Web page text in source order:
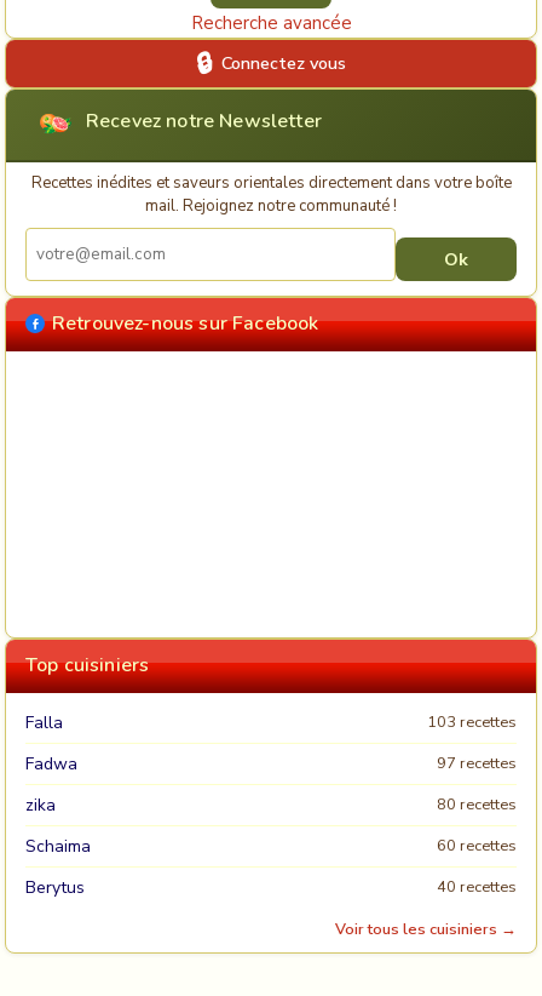
Recherche avancée
Connectez vous
Recevez notre Newsletter
Recettes inédites et saveurs orientales directement dans votre boîte
mail. Rejoignez notre communauté !
Retrouvez-nous sur Facebook
Top cuisiniers
Falla 103 recettes
Fadwa 97 recettes
zika 80 recettes
Schaima 60 recettes
Berytus
40 recettes
Voir tous les cuisiniers →